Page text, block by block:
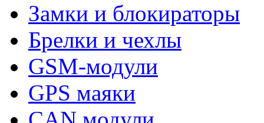
Замки и блокираторы
Брелки и чехлы
GSM-модули
GPS маяки